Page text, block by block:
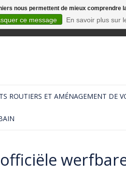
ROUTIERS ET AMÉNAGEMENT DE
nous permettent de mieux
ce message En savoir plus sur